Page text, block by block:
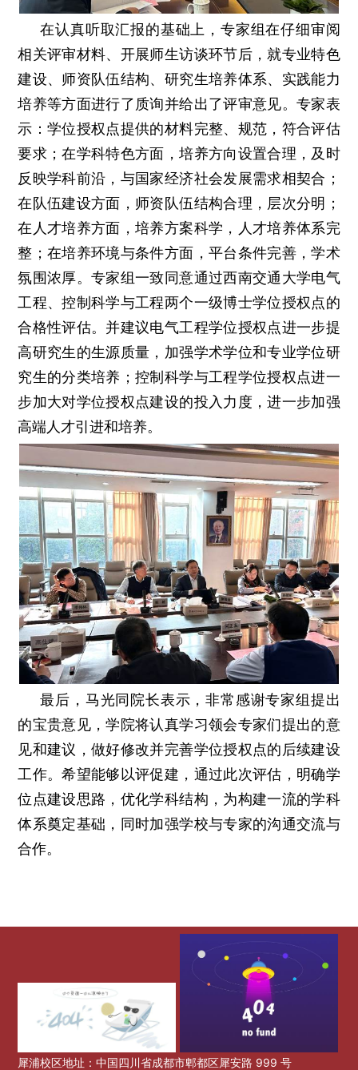
在认真听取汇报的基础上，专家组在仔细审阅
相关评审材料、开展师生访谈环节后，就专业特色
建设、师资队伍结构、研究生培养体系、实践能力
培养等方面进行了质询并给出了评审意见。专家表
示：学位授权点提供的材料完整、规范，符合评估
要求；在学科特色方面，培养方向设置合理，及时
反映学科前沿，与国家经济社会发展需求相契合；
在队伍建设方面，师资队伍结构合理，层次分明；
在人才培养方面，培养方案科学，人才培养体系完
整；在培养环境与条件方面，平台条件完善，学术
氛围浓厚。专家组一致同意通过西南交通大学电气
工程、控制科学与工程两个一级博士学位授权点的
合格性评估。并建议电气工程学位授权点进一步提
高研究生的生源质量，加强学术学位和专业学位研
究生的分类培养；控制科学与工程学位授权点进一
步加大对学位授权点建设的投入力度，进一步加强
高端人才引进和培养。
最后，马光同院长表示，非常感谢专家组提出
的宝贵意见，学院将认真学习领会专家们提出的意
见和建议，做好修改并完善学位授权点的后续建设
工作。希望能够以评促建，通过此次评估，明确学
位点建设思路，优化学科结构，为构建一流的学科
体系奠定基础，同时加强学校与专家的沟通交流与
合作。
犀浦校区地址：中国四川省成都市郫都区犀安路 999 号